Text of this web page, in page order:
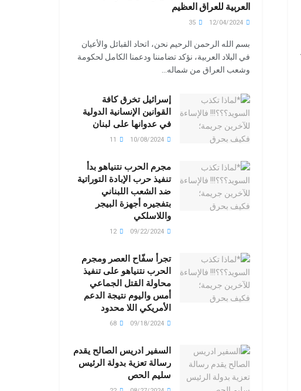
العربية للعراق العظيم
بسم الله الرحمن الرحيم نحن، اتحاد القبائل والأعيان
في البلاد العربية، نؤكد تضامننا ودعمنا الكامل لحكومة
وشعب العراق من شماله...
إسرائيل تخرق كافة
القوانين الإنسانية الدولية
في عدوانها على لبنان
مجرم الحرب نتنياهو بدأ
تنفيذ حرب الإبادة التوراتية
ضد الشعب اللبناني
بتفجيره أجهزة البيجر
واللاسلكي
تجرأ سفّاح العصر ومجرم
الحرب نتنياهو على تنفيذ
محاولة القتل الجماعي
أمس واليوم نتيجة الدعم
الأمريكي اللا محدود
السفير ادريس الصالح يقدم
رسالة تعزية بدولة الرئيس
سليم الحص